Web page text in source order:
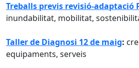
Treballs previs revisió-adaptació
inundabilitat, mobilitat,
Taller de Diagnosi 12 de maig:
equipaments, serveis